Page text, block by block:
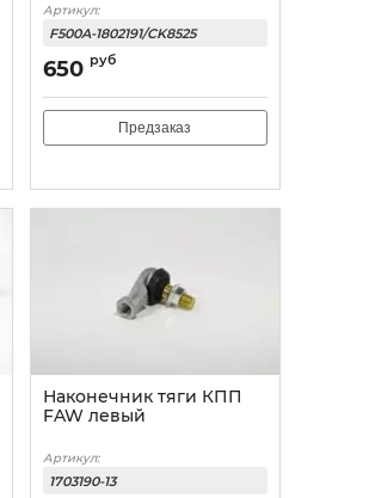
Артикул:
F500A-1802191/CK8525
650 руб
Предзаказ
Наконечник тяги КПП
FAW левый
Артикул:
1703190-13